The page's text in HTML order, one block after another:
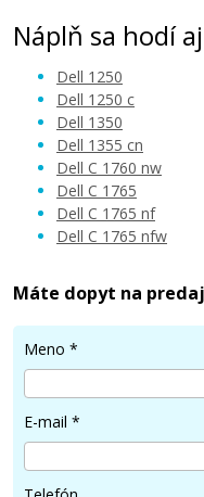
Náplň sa hodí
Dell 1250
Dell 1250 c
Dell 1350
Dell 1355 cn
Dell C 1760 nw
Dell C 1765
Dell C 1765 nf
Dell C 1765 nfw
Máte dopyt na
Meno *
E-mail *